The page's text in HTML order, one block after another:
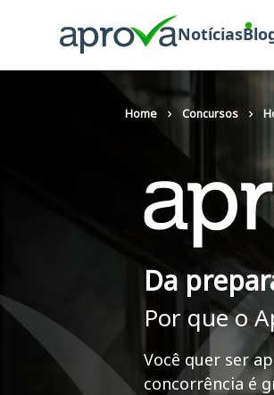
Notícias
Home Concursos
Da
Por que o
Você quer ser
concorrência é